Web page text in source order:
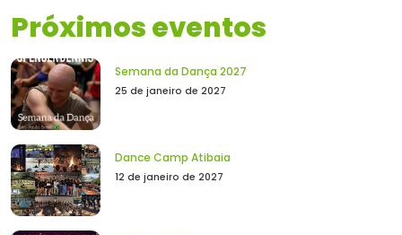
Próximos eventos
Semana da Dança 2027
25 de janeiro de 2027
Dance Camp Atibaia
12 de janeiro de 2027